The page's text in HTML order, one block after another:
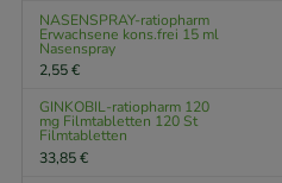
NASENSPRAY-ratiopharm
Erwachsene kons.frei 15 ml
Nasenspray
2,55 €
GINKOBIL-ratiopharm 120
mg Filmtabletten 120 St
Filmtabletten
33,85 €